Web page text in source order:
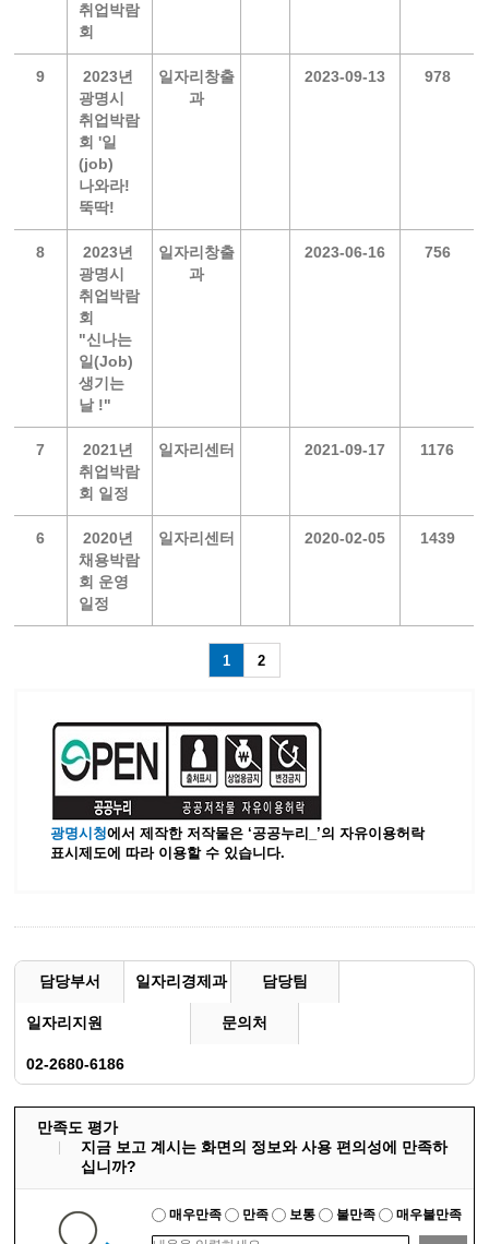
취업박람
회
9
2023년
광명시
취업박람
회 '일
(job)
나와라!
뚝딱!
일자리창출
과
2023-09-13 978
8
2023년
광명시
취업박람
회
"신나는
일(Job)
생기는
날 !"
일자리창출
과
2023-06-16 756
7
2021년
취업박람
회 일정
일자리센터 2021-09-17 1176
6
2020년
채용박람
회 운영
일정
일자리센터 2020-02-05 1439
1 2
광명시청에서 제작한 저작물은 ‘공공누리_’의 자유이용허락
표시제도에 따라 이용할 수 있습니다.
담당부서 일자리경제과 담당팀
일자리지원 문의처
02-2680-6186
만족도 평가
지금 보고 계시는 화면의 정보와 사용 편의성에 만족하
십니까?
매우만족 만족 보통 불만족 매우불만족